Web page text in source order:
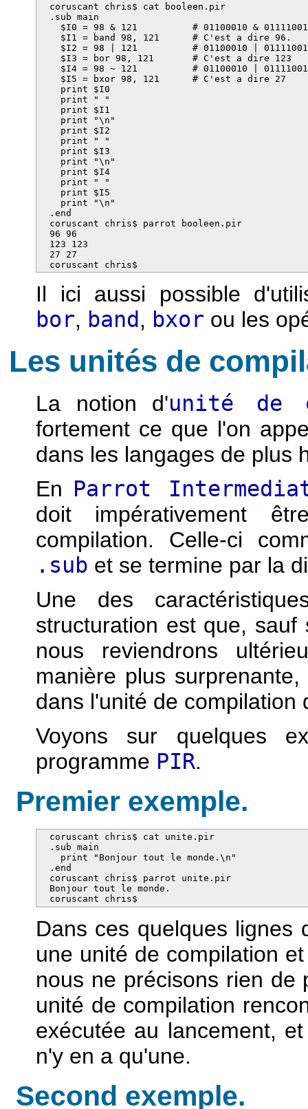
  coruscant chris$ cat booleen.pir
  .sub main
$I0 = 98 & 121          # 01100010 &
    $I1 = band 98, 121      # C'est a dire 96.
$I2 = 98 | 121          # 01100010 |
    $I3 = bor 98, 121       # C'est a dire 123
$I4 = 98 ~ 121          # 01100010 |
    $I5 = bxor 98, 121      # C'est a dire 27
    print $I0
    print " "
    print $I1
    print "\n"
    print $I2
    print " "
    print $I3
    print "\n"
    print $I4
    print " "
    print $I5
    print "\n"
  .end
  coruscant chris$ parrot booleen.pir
  96 96
  123 123
  27 27
  coruscant chris$
Il ici aussi possible
bor, band , bxor ou les
Les unités de
La notion d'unité de
fortement ce que l'on
dans les langages de plus
En Parrot
doit impérativement
compilation. Celle-ci
.sub et se termine par la
Une des
structuration est que, sauf
nous reviendrons
manière plus
dans l'unité de compilation
Voyons sur quelques
programme PIR.
Premier exemple.
  coruscant chris$ cat unite.pir
  .sub main
    print "Bonjour tout le monde.\n"
  .end
  coruscant chris$ parrot unite.pir
  Bonjour tout le monde.
  coruscant chris$
Dans ces quelques lignes
une unité de compilation
nous ne précisons rien de
unité de compilation
exécutée au lancement,
n'y en a qu'une.
Second exemple.